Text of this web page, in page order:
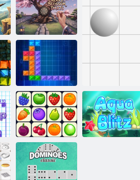
Cherry Blossom
noolemäng
Telkrix
Onet Connect